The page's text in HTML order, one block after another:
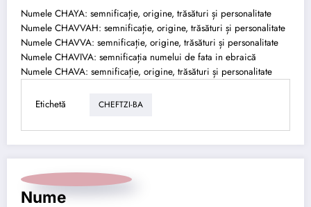
Numele CHAYA: semnificație, origine, trăsături și personalitate
Numele CHAVVAH: semnificație, origine, trăsături și personalitate
Numele CHAVVA: semnificație, origine, trăsături și personalitate
Numele CHAVIVA: semnificația numelui de fata in ebraică
Numele CHAVA: semnificație, origine, trăsături și personalitate
Etichetă CHEFTZI-BA
Nume